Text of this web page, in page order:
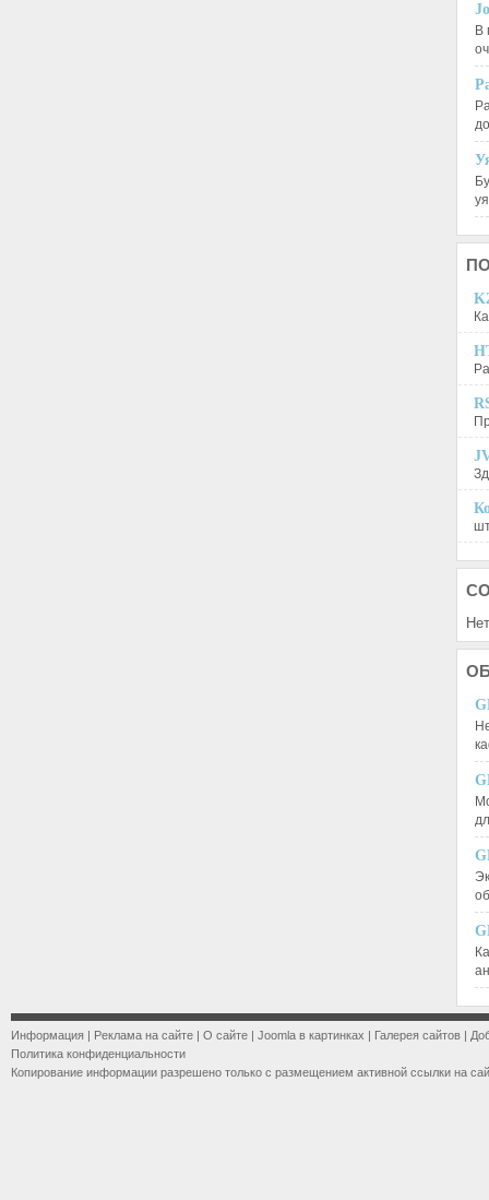
В
Информация | Реклама на сайте | О сайте | Joomla в картинках | Галерея сайтов |
Политика конфиденциальности
Копирование информации разрешено только с размещением активной ссылки на